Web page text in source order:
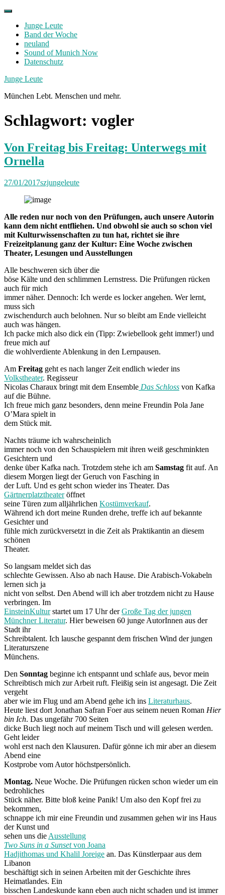
Skip
contentJunge Leute
Band der Woche
neuland
Sound of Munich Now
Datenschutz
Facebook
Twitter
Instagram
Junge Leute
München Lebt. Menschen und mehr.
Schlagwort: vogler
Von Freitag bis Freitag: Unterwegs mit
Ornella
27/01/2017szjungeleute
Alle reden nur noch von den Prüfungen, auch unsere Autorin
kann dem nicht entfliehen. Und obwohl sie auch so schon viel
mit Kulturwissenschaften zu tun hat, richtet sie ihre
Freizeitplanung ganz der Kultur: Eine Woche zwischen
Theater, Lesungen und Ausstellungen
Alle beschweren sich über die
böse Kälte und den schlimmen Lernstress. Die Prüfungen rücken
auch für mich
immer näher. Dennoch: Ich werde es locker angehen. Wer lernt,
muss sich
zwischendurch auch belohnen. Nur so bleibt am Ende vielleicht
auch was hängen.
Ich packe mich also dick ein (Tipp: Zwiebellook geht immer!) und
freue mich auf
die wohlverdiente Ablenkung in den Lernpausen.
Am Freitag geht es nach langer Zeit endlich wieder ins
Volkstheater. Regisseur
Nicolas Charaux bringt mit dem Ensemble Das Schloss von Kafka
auf die Bühne.
Ich freue mich ganz besonders, denn meine Freundin Pola Jane
O’Mara spielt in
dem Stück mit.
Nachts träume ich wahrscheinlich
immer noch von den Schauspielern mit ihren weiß geschminkten
Gesichtern und
denke über Kafka nach. Trotzdem stehe ich am Samstag fit auf. An
diesem Morgen liegt der Geruch von Fasching in
der Luft. Und es geht schon wieder ins Theater. Das
Gärtnerplatztheateröffnet
seine Türen zum alljährlichen Kostümverkauf.
Während ich dort meine Runden drehe, treffe ich auf bekannte
Gesichter und
fühle mich zurückversetzt in die Zeit als Praktikantin an diesem
schönen
Theater.
So langsam meldet sich das
schlechte Gewissen. Also ab nach Hause. Die Arabisch-Vokabeln
lernen sich ja
nicht von selbst. Den Abend will ich aber trotzdem nicht zu Hause
verbringen. Im
EinsteinKulturstartet um 17 Uhr derGroße Tag der jungen
Münchner Literatur. Hier beweisen 60 junge AutorInnen aus der
Stadt ihr
Schreibtalent. Ich lausche gespannt dem frischen Wind der jungen
Literaturszene
Münchens.
Den Sonntag beginne ich entspannt und schlafe aus, bevor mein
Schreibtisch mich zur Arbeit ruft. Fleißig sein ist angesagt. Die Zeit
vergeht
aber wie im Flug und am Abend gehe ich ins Literaturhaus.
Heute liest dort Jonathan Safran Foer aus seinem neuen Roman Hier
bin Ich. Das ungefähr 700 Seiten
dicke Buch liegt noch auf meinem Tisch und will gelesen werden.
Geht leider
wohl erst nach den Klausuren. Dafür gönne ich mir aber an diesem
Abend eine
Kostprobe vom Autor höchstpersönlich.
Montag. Neue Woche. Die Prüfungen rücken schon wieder um ein
bedrohliches
Stück näher. Bitte bloß keine Panik! Um also den Kopf frei zu
bekommen,
schnappe ich mir eine Freundin und zusammen gehen wir ins Haus
der Kunst und
sehen uns die Ausstellung
Two Suns in a Sunsetvon Joana
Hadjithomas und Khalil Joreige an. Das Künstlerpaar aus dem
Libanon
beschäftigt sich in seinen Arbeiten mit der Geschichte ihres
Heimatlandes. Ein
bisschen Landeskunde kann eben auch nicht schaden und ist immer